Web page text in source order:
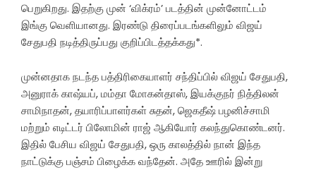
பெறுகிறது. இதற்கு முன் ‘விக்ரம்’ படத்தின் முன்னோட்டம்
இங்கு வெளியானது. இரண்டு திரைப்படங்களிலும் விஜய்
சேதுபதி நடித்திருப்பது குறிப்பிடத்தக்கது*.
முன்னதாக நடந்த பத்திரிகையாளர் சந்திப்பில் விஜய் சேதுபதி,
அனுராக் காஷ்யப், மம்தா மோகன்தாஸ், இயக்குநர் நித்திலன்
சாமிநாதன், தயாரிப்பாளர்கள் சுதன், ஜெகதீஷ் பழனிச்சாமி
மற்றும் எடிட்டர் பிலோமின் ராஜ் ஆகியோர் கலந்துகொண்டனர்.
இதில் பேசிய விஜய் சேதுபதி, ஒரு காலத்தில் நான் இந்த
நாட்டுக்கு பஞ்சம் பிழைக்க வந்தேன். அதே ஊரில் இன்று